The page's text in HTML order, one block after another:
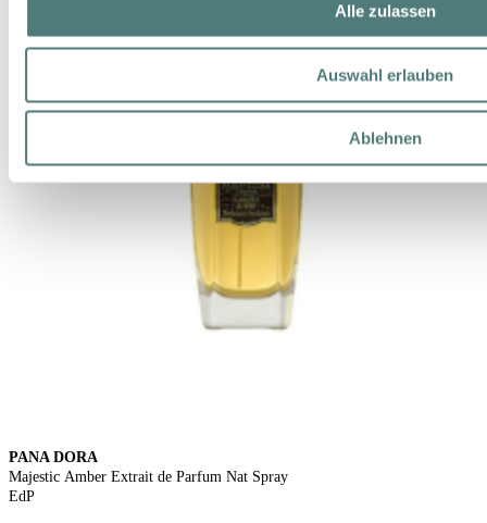
Alle zulassen
Auswahl erlauben
Ablehnen
PANA DORA
Majestic Amber Extrait de Parfum Nat Spray
EdP